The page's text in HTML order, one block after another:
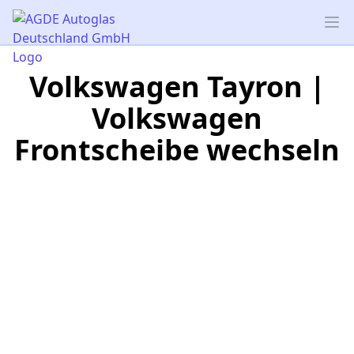
AGDE Autoglas Deutschland GmbH
Volkswagen Tayron |
Volkswagen
Frontscheibe wechseln